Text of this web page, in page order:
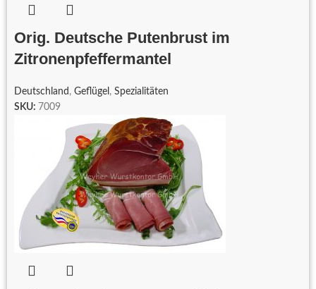
Orig. Deutsche Putenbrust im
Zitronenpfeffermantel
Deutschland , Geflügel , Spezialitäten
SKU: 7009